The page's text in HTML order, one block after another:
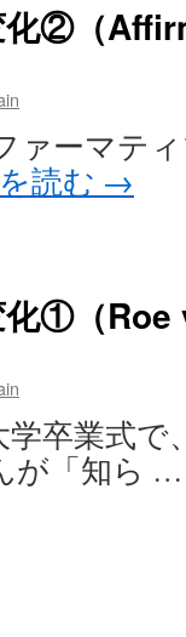
化②（
ァーマテ
読む →
①（Roe
学卒業式
が「知ら